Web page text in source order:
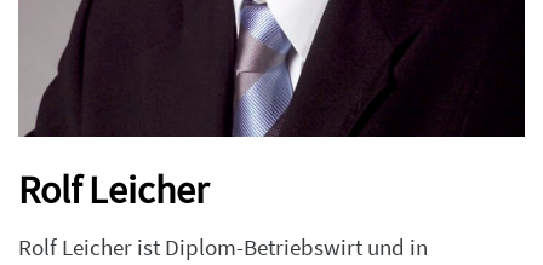
Rolf Leicher
Rolf Leicher ist Diplom-Betriebswirt und in